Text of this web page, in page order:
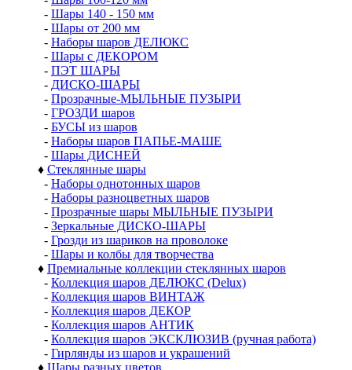
- Шары 140 - 150 мм
- Шары от 200 мм
- Наборы шаров ДЕЛЮКС
- Шары с ДЕКОРОМ
- ПЭТ ШАРЫ
- ДИСКО-ШАРЫ
- Прозрачные-МЫЛЬНЫЕ ПУЗЫРИ
- ГРОЗДИ шаров
- БУСЫ из шаров
- Наборы шаров ПАПЬЕ-МАШЕ
- Шары ДИСНЕЙ
♦ Стеклянные шары
- Наборы однотонных шаров
- Наборы разноцветных шаров
- Прозрачные шары МЫЛЬНЫЕ ПУЗЫРИ
- Зеркальные ДИСКО-ШАРЫ
- Грозди из шариков на проволоке
- Шары и колбы для творчества
♦ Премиальные коллекции стеклянных шаров
- Коллекция шаров ДЕЛЮКС (Delux)
- Коллекция шаров ВИНТАЖ
- Коллекция шаров ДЕКОР
- Коллекция шаров АНТИК
- Коллекция шаров ЭКСКЛЮЗИВ (ручная работа)
- Гирлянды из шаров и украшений
♦ Шары разных цветов